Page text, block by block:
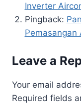
Inverter
Pingback:
Pemasangan
Leave a
Your email
Required fields